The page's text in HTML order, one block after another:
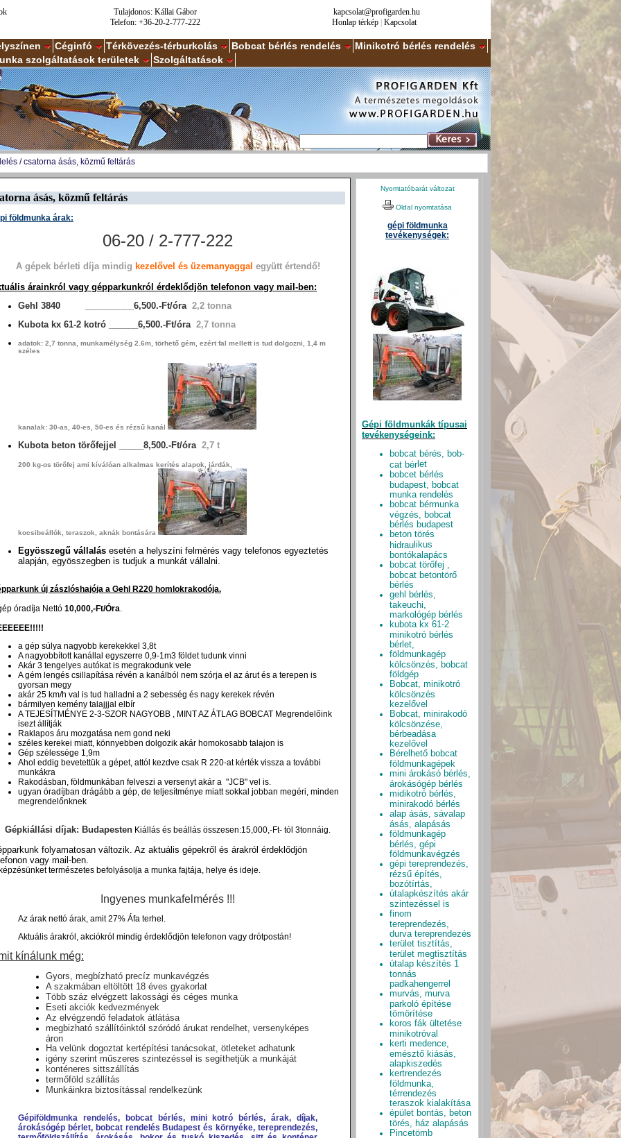
Tulajdonos: Kállai Gábor
Telefon: +36-20-2-777-222
kapcsolat@profigarden.hu
Honlap térkép Kapcsolat
Céginfó Térkövezés-térburkolás Bobcat bérlés rendelés
Minikotró bérlés rendelés
szolgáltatások területek
Szolgáltatások
/csatorna ásás, közmű feltárás
ásás, közmű feltárás
földmunka árak:
06-20 / 2-777-222
A gépek bérleti díja mindig kezelővel és üzemanyaggal együtt értendő!
árainkról vagy gépparkunkról érdeklődjön telefonon vagy mail-ben:
Gehl 3840 __________6,500.-Ft/óra 2,2 tonna
Kubota kx 61-2 kotró
______6,500.-Ft/óra 2,7 tonna
adatok: 2,7 tonna, munkamélység 2.6m, törhető gém, ezért fal mellett is tud dolgozni, 1,4 m
széles
kanalak: 30-as, 40-es, 50-es és rézsű kanál
Kubota beton törőfejjel _____8,500.-Ft/óra 2,7 t
200 kg-os törőfej ami kíválóan alkalmas kerítés alapok, járdák,
kocsibeállók, teraszok, aknák bontására
Egyösszegű vállalás esetén a helyszíni felmérés vagy telefonos egyeztetés
alapján, egyösszegben is tudjuk a munkát vállalni.
új zászlóshajója a Gehl R220 homlokrakodója.
óradíja Nettó 10,000,-Ft/Óra.
a gép súlya nagyobb kerekekkel 3,8t
A nagyobbított kanállal egyszerre 0,9-1m3 földet tudunk vinni
Akár 3 tengelyes autókat is megrakodunk vele
A gém lengés csillapítása révén a kanálból nem szórja el az árut és a terepen is
gyorsan megy
akár 25 km/h val is tud halladni a 2 sebesség és nagy kerekek révén
bármilyen kemény talajjjal elbír
A TEJESÍTMÉNYE 2-3-SZOR NAGYOBB , MINT AZ ÁTLAG BOBCAT Megrendelőink
isezt állítják
Raklapos áru mozgatása nem gond neki
széles kerekei miatt, könnyebben dolgozik akár homokosabb talajon is
Gép szélessége 1,9m
Ahol eddig bevetettük a gépet, attól kezdve csak R 220-at kérték vissza a további
munkákra
Rakodásban, földmunkában felveszi a versenyt akár a "JCB" vel is.
ugyan óradíjban drágább a gép, de teljesítménye miatt sokkal jobban megéri, minden
megrendelőnknek
Gépkiállási díjak: Budapesten Kiállás és beállás összesen:15,000,-Ft- tól 3tonnáig.
folyamatosan változik. Az aktuális gépekről és árakról érdeklődjön
vagy mail-ben.
természetes befolyásolja a munka fajtája, helye és ideje.
Ingyenes munkafelmérés !!!
Az árak nettó árak, amit 27% Áfa terhel.
Aktuális árakról, akciókról mindig érdeklődjön telefonon vagy drótpostán!
kínálunk még:
Gyors, megbízható precíz munkavégzés
A szakmában eltöltött 18 éves gyakorlat
Több száz elvégzett lakossági és céges munka
Eseti akciók kedvezmények
Az elvégzendő feladatok átlátása
megbizható szállítóinktól szóródó árukat rendelhet, versenyképes
áron
Ha velünk dogoztat kertépítési tanácsokat, ötleteket adhatunk
igény szerint műszeres szintezéssel is segíthetjük a munkáját
konténeres sittszállítás
termőföld szállítás
Munkáinkra biztosítással rendelkezünk
Gépiföldmunka rendelés, bobcat bérlés, mini kotró bérlés, árak, díjak,
árokásógép bérlet, bobcat rendelés Budapest és környéke, tereprendezés,
Nyomtatóbarát változat
Oldal nyomtatása
gépi földmunka
tevékenységek:
Gépi földmunkák típusai
tevékenységeink:
bobcat bérés, bob-
cat bér let
bobcet bérlés
budapest, bobcat
munka rendelés
bobcat bérmunka
végzés, bobcat
bérlés budapest
beton törés
hidrau ikus
bontókalapács
bobcat törőfej ,
bobcat betontörő
bérlés
gehl bérlés,
takeuchi,
markológép bérlés
kubota kx 61-2
minikotró bérlés
bérlet,
földmunkagép
kölcsönzés, bobcat
földgép
Bobcat, minikotró
kölcsönzés
kezelővel
Bobcat, minirakodó
kölcsönzése,
bérbeadása
kezelővel
Bérelhető bobcat
földmunkagépek
mini árokásó bérlés,
árokásógép bérlés
midikotró bérlés,
minirakodó bérlés
alap ásás, sávalap
ásás, alapásás
földmunkagép
bérlés, gépi
földmunkavégzés
gépi tereprendezés,
rézsű építés,
bozótírtás,
útalapkészítés akár
szintezéssel is
finom
tereprendezés,
durva tereprendezés
terület tisztítás,
terület megtisztítás
útalap készítés 1
tonnás
padkahengerrel
murvás, murva
parkoló építése
tömörítése
koros fák ültetése
minikotróval
kerti medence,
emésztő kiásás,
alapkiszedés
kertrendezés
földmunka,
térrendezés
teraszok kialakítása
épület bontás, beton
törés, ház alapásás
Pincetömb